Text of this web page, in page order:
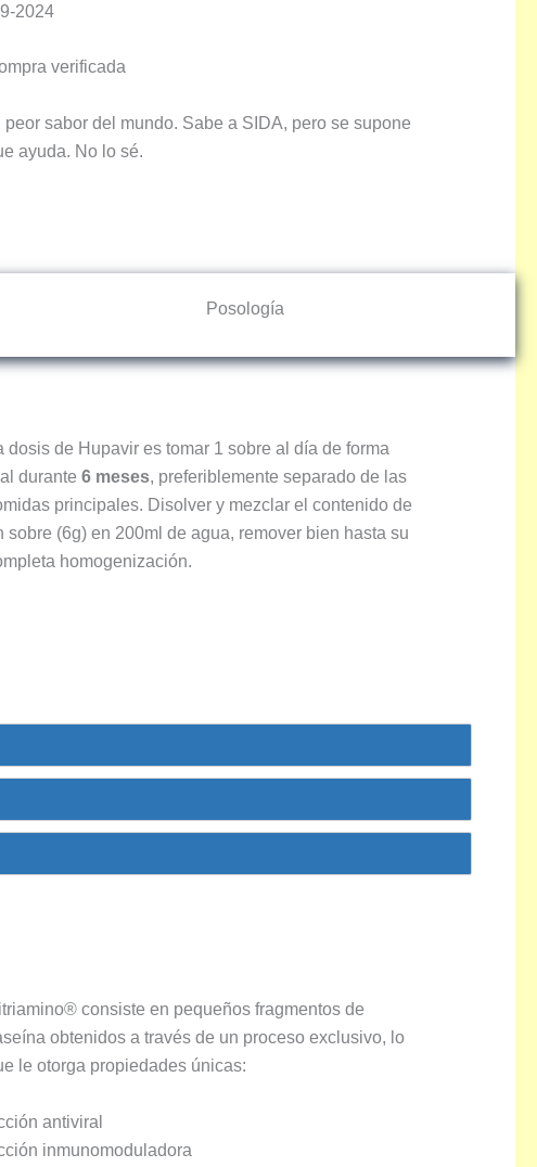
2024
verificada
peor sabor del mundo. Sabe a SIDA, pero se supone
ayuda. No lo sé.
Posología
dosis de Hupavir es tomar 1 sobre al día de forma
durante 6 meses, preferiblemente separado de las
principales. Disolver y mezclar el contenido de
sobre (6g) en 200ml de agua, remover bien hasta su
homogenización.
consiste en pequeños fragmentos de
obtenidos a través de un proceso exclusivo, lo
le otorga propiedades únicas:
antiviral
inmunomoduladora